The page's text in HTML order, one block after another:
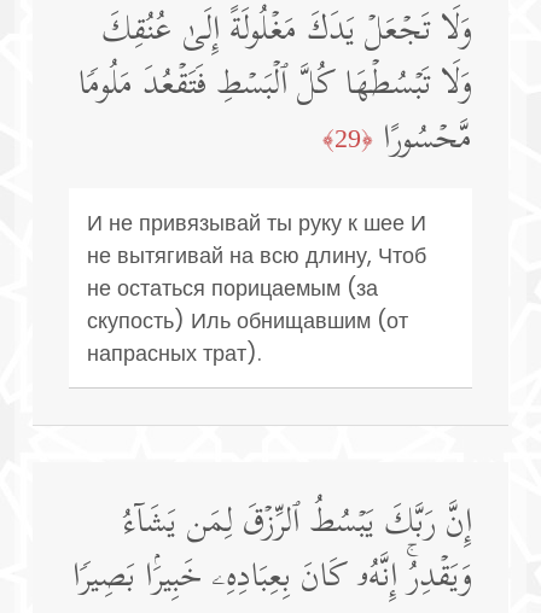
وَلَا تَجۡعَلۡ یَدَكَ مَغۡلُولَةً إِلَىٰ عُنُقِكَ
وَلَا تَبۡسُطۡهَا كُلَّ ٱلۡبَسۡطِ فَتَقۡعُدَ مَلُومࣰا
مَّحۡسُورًا ﴿29﴾
И не привязывай ты руку к шее И
не вытягивай на всю длину, Чтоб
не остаться порицаемым (за
скупость) Иль обнищавшим (от
напрасных трат).
إِنَّ رَبَّكَ یَبۡسُطُ ٱلرِّزۡقَ لِمَن یَشَاۤءُ
وَیَقۡدِرُۚ إِنَّهُۥ كَانَ بِعِبَادِهِۦ خَبِیرَۢا بَصِیرࣰا